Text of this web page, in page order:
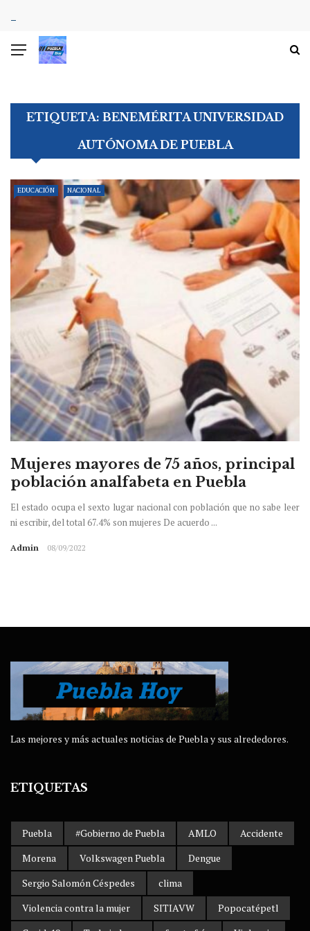
ETIQUETA: BENEMÉRITA UNIVERSIDAD
AUTÓNOMA DE PUEBLA
EDUCACIÓN NACIONAL
Mujeres mayores de 75 años, principal
población analfabeta en Puebla
El estado ocupa el sexto lugar nacional con población que no sabe leer
ni escribir, del total 67.4% son mujeres De acuerdo ...
Admin 08/09/2022
Las mejores y más actuales noticias de Puebla y sus alrededores.
ETIQUETAS
Puebla #Gobierno de Puebla AMLO
Accidente
Morena
Volkswagen Puebla
Dengue
Sergio Salomón Céspedes
clima
Violencia contra la mujer
SITIAVW
Popocatépetl